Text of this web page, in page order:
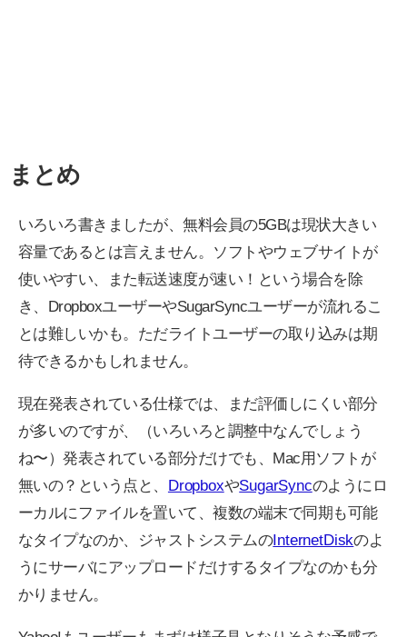
まとめ
いろいろ書きましたが、無料会員の5GBは現状大きい
容量であるとは言えません。ソフトやウェブサイトが
使いやすい、また転送速度が速い！という場合を除
き、DropboxユーザーやSugarSyncユーザーが流れるこ
とは難しいかも。ただライトユーザーの取り込みは期
待できるかもしれません。
現在発表されている仕様では、まだ評価しにくい部分
が多いのですが、（いろいろと調整中なんでしょう
ね〜）発表されている部分だけでも、Mac用ソフトが
無いの？という点と、 DropboxやSugarSyncのようにロ
ーカルにファイルを置いて、複数の端末で同期も可能
なタイプなのか、ジャストシステムのInternetDiskのよ
うにサーバにアップロードだけするタイプなのかも分
かりません。